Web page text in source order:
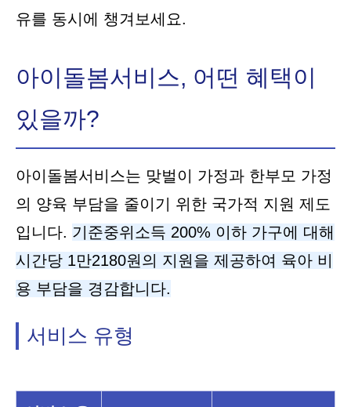
유를 동시에 챙겨보세요.
아이돌봄서비스, 어떤 혜택이
있을까?
아이돌봄서비스는 맞벌이 가정과 한부모 가정
의 양육 부담을 줄이기 위한 국가적 지원 제도
입니다. 기준중위소득 200% 이하 가구에 대해
시간당 1만2180원의 지원을 제공하여 육아 비
용 부담을 경감합니다.
서비스 유형